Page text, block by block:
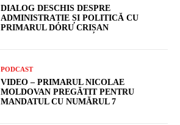
DIALOG DESCHIS DESPRE
ADMINISTRAȚIE ȘI POLITICĂ CU
PRIMARUL DORU CRIȘAN
PODCAST
VIDEO – PRIMARUL NICOLAE
MOLDOVAN PREGĂTIT PENTRU
MANDATUL CU NUMĂRUL 7